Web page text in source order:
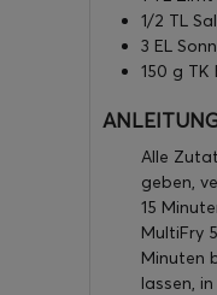
1/2 TL
3 EL
150 g TK
Alle
geben,
15
MultiFry
Minuten
lassen,